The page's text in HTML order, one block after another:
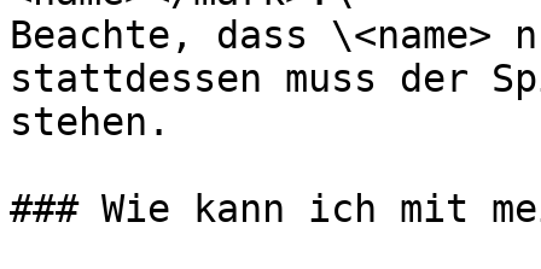
Beachte, dass
stattdessen muss der
stehen.
### Wie kann ich mit